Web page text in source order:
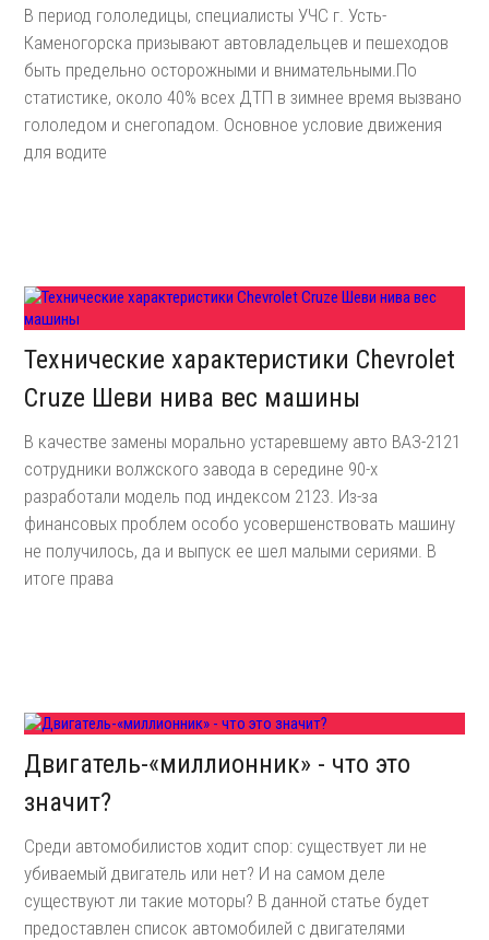
В период гололедицы, специалисты УЧС г. Усть-
Каменогорска призывают автовладельцев и пешеходов
быть предельно осторожными и внимательными.По
статистике, около 40% всех ДТП в зимнее время вызвано
гололедом и снегопадом. Основное условие движения
для водите
Технические характеристики Chevrolet
Cruze Шеви нива вес машины
В качестве замены морально устаревшему авто ВАЗ-2121
сотрудники волжского завода в середине 90-х
разработали модель под индексом 2123. Из-за
финансовых проблем особо усовершенствовать машину
не получилось, да и выпуск ее шел малыми сериями. В
итоге права
Двигатель-«миллионник» - что это
значит?
Среди автомобилистов ходит спор: существует ли не
убиваемый двигатель или нет? И на самом деле
существуют ли такие моторы? В данной статье будет
предоставлен список автомобилей с двигателями